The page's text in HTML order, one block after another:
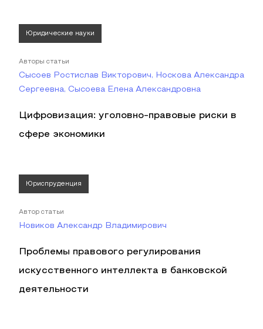
Юридические науки
Авторы статьи
Сысоев Ростислав Викторович, Носкова Александра
Сергеевна, Сысоева Елена Александровна
Цифровизация: уголовно-правовые риски в
сфере экономики
Юриспруденция
Автор статьи
Новиков Александр Владимирович
Проблемы правового регулирования
искусственного интеллекта в банковской
деятельности